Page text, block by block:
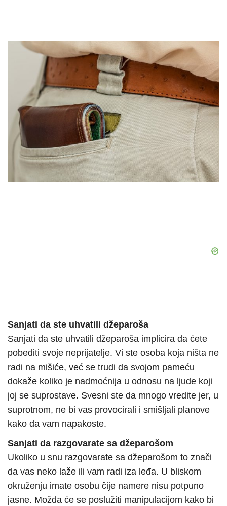
Sanjati da ste uhvatili džeparoša
Sanjati da ste uhvatili džeparoša implicira da ćete
pobediti svoje neprijatelje. Vi ste osoba koja ništa ne
radi na mišiće, već se trudi da svojom pameću
dokaže koliko je nadmoćnija u odnosu na ljude koji
joj se suprostave. Svesni ste da mnogo vredite jer, u
suprotnom, ne bi vas provocirali i smišljali planove
kako da vam napakoste.
Sanjati da razgovarate sa džeparošom
Ukoliko u snu razgovarate sa džeparošom to znači
da vas neko laže ili vam radi iza leđa. U bliskom
okruženju imate osobu čije namere nisu potpuno
jasne. Možda će se poslužiti manipulacijom kako bi